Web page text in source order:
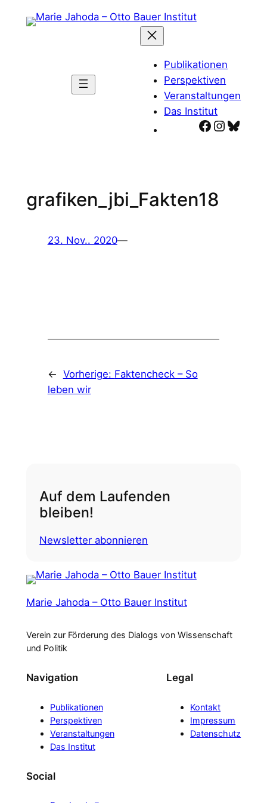
Inhalt
Publikationen
Perspektiven
Veranstaltungen
Das Institut
Facebook
grafiken_jbi_Fakten18
23. Nov.. 2020—
← Vorherige: Faktencheck – So
leben wir
Auf dem Laufenden
bleiben!
Newsletter abonnieren
Marie Jahoda – Otto Bauer Institut
Verein zur Förderung des Dialogs von Wissenschaft
und Politik
Navigation
Publikationen
Perspektiven
Veranstaltungen
Das Institut
Legal
Kontakt
Impressum
Datenschutz
Social